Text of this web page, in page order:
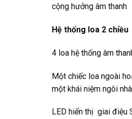
cộng hưởng âm thanh
Hệ thống loa 2 chiều
4 loa hệ thống âm
Một chiếc loa ngoài
một khái niệm ngôi
LED hiển thị giai điệu